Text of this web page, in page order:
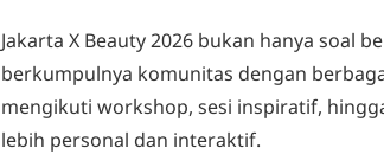
Jakarta X Beauty 2026 bukan hanya soal
berkumpulnya komunitas dengan
mengikuti workshop, sesi inspiratif,
lebih personal dan interaktif.